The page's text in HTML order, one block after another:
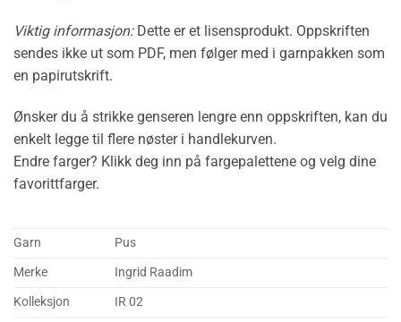
Viktig informasjon: Dette er et lisensprodukt. Oppskriften
sendes ikke ut som PDF, men følger med i garnpakken som
en papirutskrift.
Ønsker du å strikke genseren lengre enn oppskriften, kan du
enkelt legge til flere nøster i handlekurven.
Endre farger? Klikk deg inn på fargepalettene og velg dine
favorittfarger.
Garn
Pus
Merke
Ingrid Raadim
Kolleksjon
IR 02